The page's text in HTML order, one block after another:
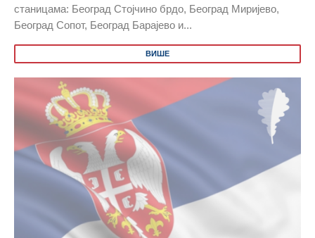
станицама: Београд Стојчино брдо, Београд Миријево,
Београд Сопот, Београд Барајево и...
ВИШЕ